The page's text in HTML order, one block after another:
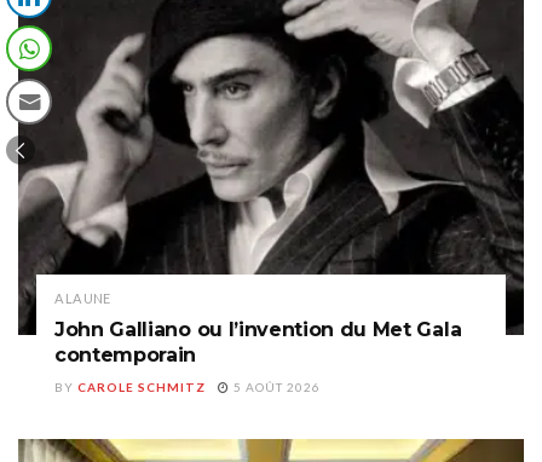
A LA UNE
John Galliano ou l’invention du Met Gala
contemporain
BY CAROLE SCHMITZ 5 AOÛT 2026